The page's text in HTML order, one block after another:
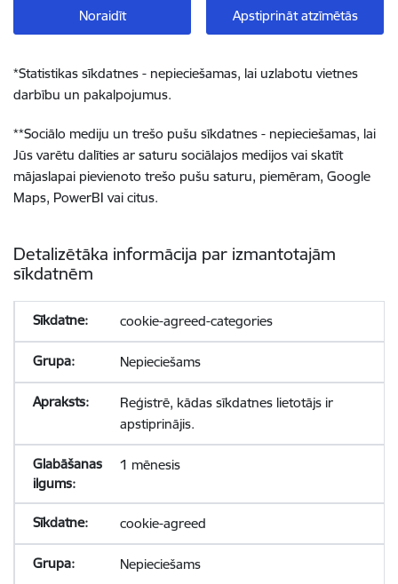
Noraidīt Apstiprināt atzīmētās
*Statistikas sīkdatnes - nepieciešamas, lai uzlabotu vietnes
darbību un pakalpojumus.
**Sociālo mediju un trešo pušu sīkdatnes - nepieciešamas, lai
Jūs varētu dalīties ar saturu sociālajos medijos vai skatīt
mājaslapai pievienoto trešo pušu saturu, piemēram, Google
Maps, PowerBI vai citus.
Detalizētāka informācija par izmantotajām
sīkdatnēm
cookie-agreed-categories
Nepieciešams
Reģistrē, kādas sīkdatnes lietotājs ir
apstiprinājis.
1 mēnesis
cookie-agreed
Nepieciešams